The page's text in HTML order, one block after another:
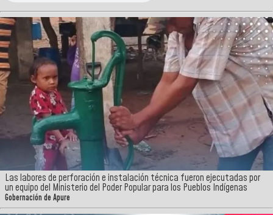
Las labores de perforación e instalación técnica fueron ejecutadas por
un equipo del Ministerio del Poder Popular para los Pueblos Indígenas
Gobernación de Apure